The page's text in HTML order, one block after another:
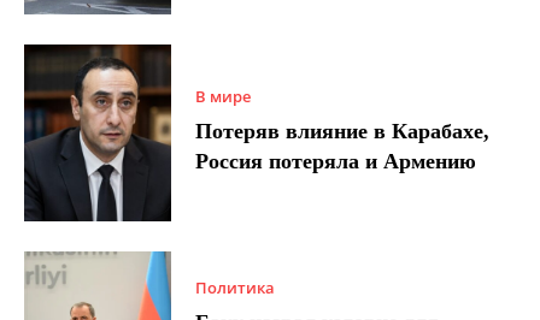
В мире
Потеряв влияние в Карабахе,
Россия потеряла и Армению
Политика